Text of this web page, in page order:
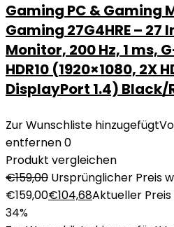
Gaming PC & Gaming
Gaming 27G4HRE – 27
Monitor, 200 Hz, 1 ms,
HDR10 (1920×1080, 2X
DisplayPort 1.4) Black/
Zur Wunschliste hinzugefügt
entfernen0
Produkt vergleichen
€159,00 Ursprünglicher Preis
€159,00€104,68Aktueller Preis
34%